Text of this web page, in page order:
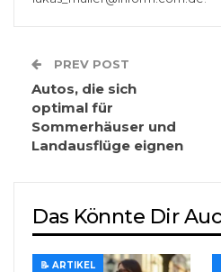
PREV POST
Autos, die sich
optimal für
Sommerhäuser und
Landausflüge eignen
Das Könnte Dir
📝 ARTIKEL